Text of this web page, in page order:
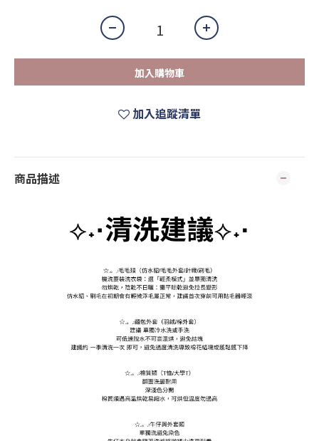
加入購物車
加入追蹤清單
商品描述